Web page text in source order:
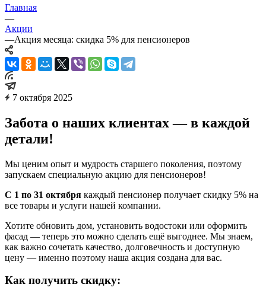
Главная
—
Акции
—Акция месяца: скидка 5% для пенсионеров
7 октября 2025
Забота о наших клиентах — в каждой
детали!
Мы ценим опыт и мудрость старшего поколения, поэтому
запускаем специальную акцию для пенсионеров!
С 1 по 31 октября каждый пенсионер получает скидку 5% на
все товары и услуги нашей компании.
Хотите обновить дом, установить водостоки или оформить
фасад — теперь это можно сделать ещё выгоднее. Мы знаем,
как важно сочетать качество, долговечность и доступную
цену — именно поэтому наша акция создана для вас.
Как получить скидку: